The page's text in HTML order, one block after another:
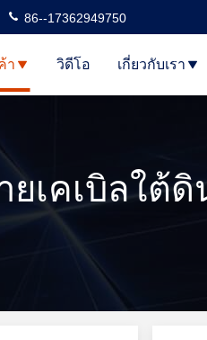
86--17362949750
า วิดีโอ เกี่ยวกับเรา
ยเคเบิลใต้ดิ